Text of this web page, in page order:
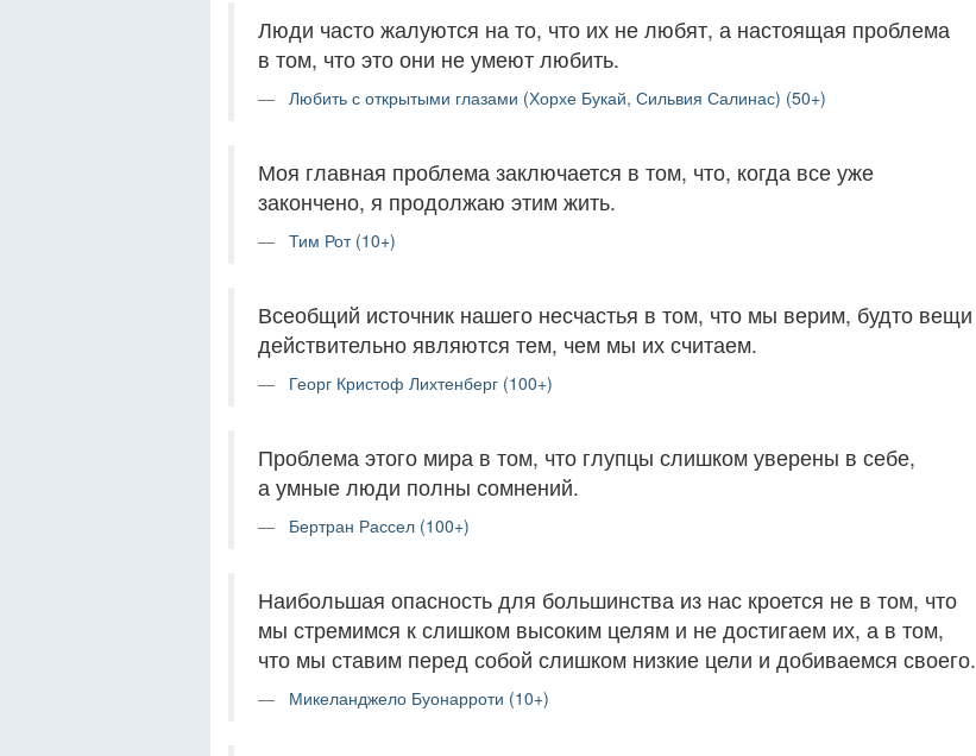
Люди часто жалуются на то, что их не любят, а настоящая проблема
в том, что это они не умеют любить.
Любить с открытыми глазами (Хорхе Букай, Сильвия Салинас) (50+)
Моя главная проблема заключается в том, что, когда все уже
закончено, я продолжаю этим жить.
Тим Рот (10+)
Всеобщий источник нашего несчастья в том, что мы верим, будто вещи
действительно являются тем, чем мы их считаем.
Георг Кристоф Лихтенберг (100+)
Проблема этого мира в том, что глупцы слишком уверены в себе,
а умные люди полны сомнений.
Бертран Рассел (100+)
Наибольшая опасность для большинства из нас кроется не в том, что
мы стремимся к слишком высоким целям и не достигаем их, а в том,
что мы ставим перед собой слишком низкие цели и добиваемся своего.
Микеланджело Буонарроти (10+)